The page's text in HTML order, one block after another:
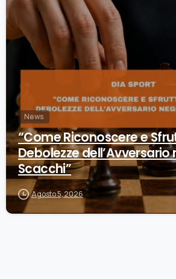
News
“Come Riconoscere e
Debolezze dell’Avversario
Scacchi”
Agosto 5, 2026